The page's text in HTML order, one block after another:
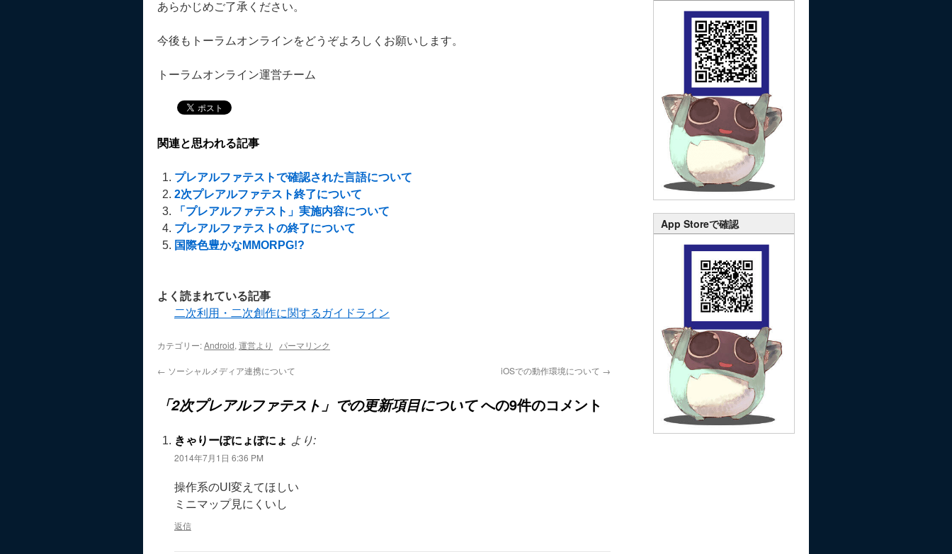
あらかじめご了承ください。
今後もトーラムオンラインをどうぞよろしくお願いします。
トーラムオンライン運営チーム
関連と思われる記事
プレアルファテストで確認された言語について
2次プレアルファテスト終了について
「プレアルファテスト」実施内容について
プレアルファテストの終了について
国際色豊かなMMORPG!?
よく読まれている記事
二次利用・二次創作に関するガイドライン
カテゴリー:Android, 運営より パーマリンク
← ソーシャルメディア連携について iOSでの動作環境について →
「2次プレアルファテスト」での更新項目についてへの9件のコメント
きゃりーぽにょぽにょ より:
2014年7月1日 6:36 PM
操作系のUI変えてほしい
ミニマップ見にくいし
返信
App Storeで確認